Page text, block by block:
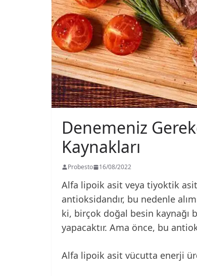
Denemeniz
Kaynakları
Probesto 16/08/2022
Alfa lipoik asit veya tiyoktik
antioksidandır, bu nedenle
ki, birçok doğal besin kaynağı
yapacaktır. Ama önce, bu
Alfa lipoik asit vücutta enerji